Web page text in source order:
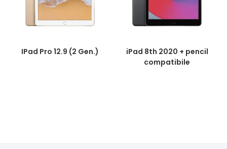
IPad Pro 12.9 (2 Gen.)
iPad 8th 2020 + pencil
compatibile